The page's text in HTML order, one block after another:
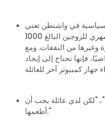
في واشنطن تعني
القلق بشأن كيفية دفع الإيجار الشهري للزوجين البالغ 1000
وغيرها من النفقات. ومع
فإنها تحتاج إلى إيجاد
"لكن لدي عائلة يجب أن
أطعمها."